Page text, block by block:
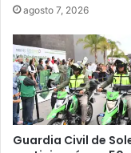
agosto 7, 2026
Guardia Civil de